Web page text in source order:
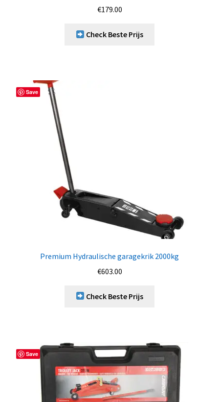
€179.00
Check Beste Prijs
Save
Premium Hydraulische garagekrik 2000kg
€603.00
Check Beste Prijs
Save